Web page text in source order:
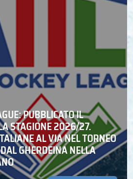
PUBBLICATO IL
STAGIONE 2026/27.
AL VIA NEL TORNEO
GHERDEINA NELLA